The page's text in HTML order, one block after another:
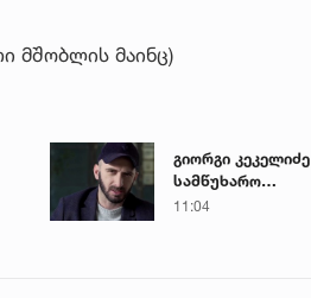
მშობლის მაინც)
გიორგი კეკელიძე
სამწუხარო
ინფორმაციას
11:04